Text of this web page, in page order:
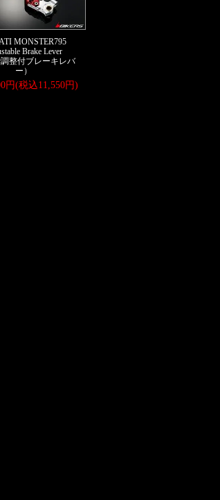
MONSTER795
Brake Lever
調整付ブレーキレバ
ー）
円(税込11,550円)